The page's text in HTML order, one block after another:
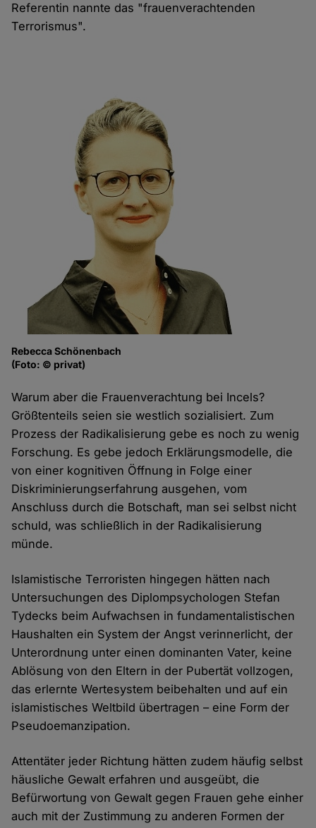
Referentin nannte das "frauenverachtenden
Terrorismus".
Rebecca Schönenbach
(Foto: © privat)
Warum aber die Frauenverachtung bei Incels?
Größtenteils seien sie westlich sozialisiert. Zum
Prozess der Radikalisierung gebe es noch zu wenig
Forschung. Es gebe jedoch Erklärungsmodelle, die
von einer kognitiven Öffnung in Folge einer
Diskriminierungserfahrung ausgehen, vom
Anschluss durch die Botschaft, man sei selbst nicht
schuld, was schließlich in der Radikalisierung
münde.
Islamistische Terroristen hingegen hätten nach
Untersuchungen des Diplompsychologen Stefan
Tydecks beim Aufwachsen in fundamentalistischen
Haushalten ein System der Angst verinnerlicht, der
Unterordnung unter einen dominanten Vater, keine
Ablösung von den Eltern in der Pubertät vollzogen,
das erlernte Wertesystem beibehalten und auf ein
islamistisches Weltbild übertragen – eine Form der
Pseudoemanzipation.
Attentäter jeder Richtung hätten zudem häufig selbst
häusliche Gewalt erfahren und ausgeübt, die
Befürwortung von Gewalt gegen Frauen gehe einher
auch mit der Zustimmung zu anderen Formen der